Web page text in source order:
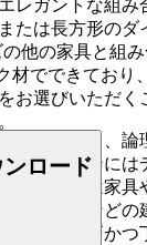
レガントな組
たは長方形の
の他の家具と組
材でできており
お選びいただ
さ、明快さ、
るデザインに
ホーマンは家
公共施設など
非常に精巧かつ
ロード